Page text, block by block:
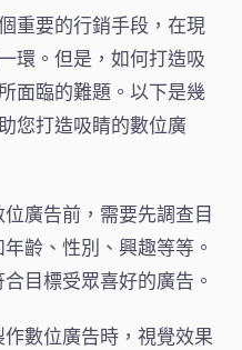
重要的行銷手段，在現
環。但是，如何打造吸
面臨的難題。以下是幾
您打造吸睛的數位廣
廣告前，需要先調查目
齡、性別、興趣等等。
目標受眾喜好的廣告。
數位廣告時，視覺效果